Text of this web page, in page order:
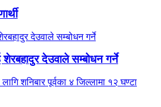
देउवाले सम्बोधन गर्ने